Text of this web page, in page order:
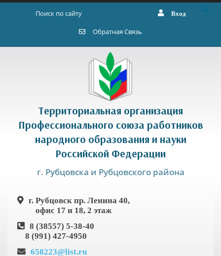
Перейти к основному содержанию
Форма поиска
Вход
Обратная Связь
Территориальная организация
Профессионального союза работников
народного образования и науки
Российской Федерации
г. Рубцовска и Рубцовского района
г. Рубцовск пр. Ленина 40,
офис 17 и 18, 2 этаж
8 (38557) 5-38-40
8 (991) 427-4950
658223@list.ru